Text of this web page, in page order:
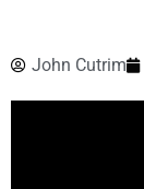
John Cutrim